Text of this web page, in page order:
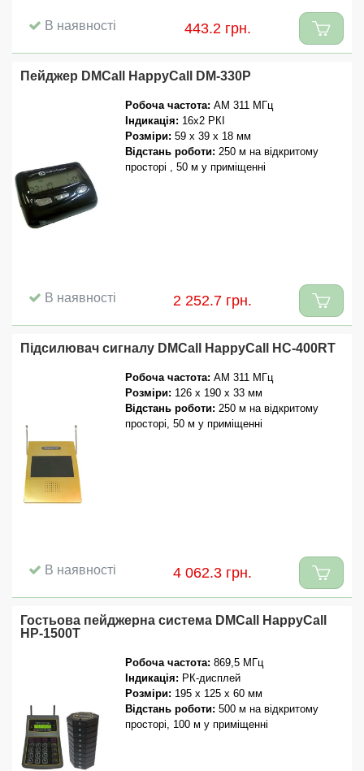
В наявності 443.2 грн.
Пейджер DMCall HappyCall DM-330P
Робоча частота: AM 311 МГц
Індикація: 16х2 РКІ
Розміри: 59 x 39 x 18 мм
Відстань роботи: 250 м на відкритому
просторі , 50 м у приміщенні
В наявності 2 252.7 грн.
Підсилювач сигналу DMCall HappyCall HC-400RT
Робоча частота: AM 311 МГц
Розміри: 126 x 190 x 33 мм
Відстань роботи: 250 м на відкритому
просторі, 50 м у приміщенні
В наявності 4 062.3 грн.
Гостьова пейджерна система DMCall HappyCall
HP-1500T
Робоча частота: 869,5 МГц
Індикація: РК-дисплей
Розміри: 195 x 125 x 60 мм
Відстань роботи: 500 м на відкритому
просторі, 100 м у приміщенні